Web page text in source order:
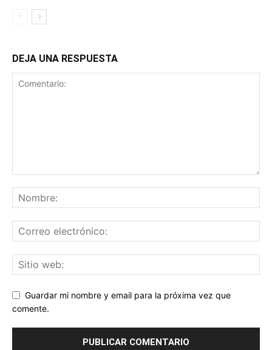
DEJA UNA RESPUESTA
Guardar mi nombre y email para la próxima vez que
comente.